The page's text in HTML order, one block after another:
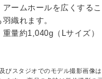
アームホールを広くする
羽織れます。
重量約1,040g（Lサイズ）
びスタジオでのモデル撮影画像